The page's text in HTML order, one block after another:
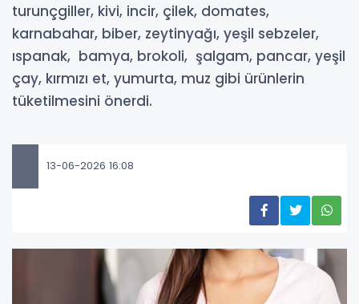
turunçgiller, kivi, incir, çilek, domates,
karnabahar, biber, zeytinyağı, yeşil sebzeler,
ıspanak, bamya, brokoli, şalgam, pancar, yeşil
çay, kırmızı et, yumurta, muz gibi ürünlerin
tüketilmesini önerdi.
13-06-2026 16:08